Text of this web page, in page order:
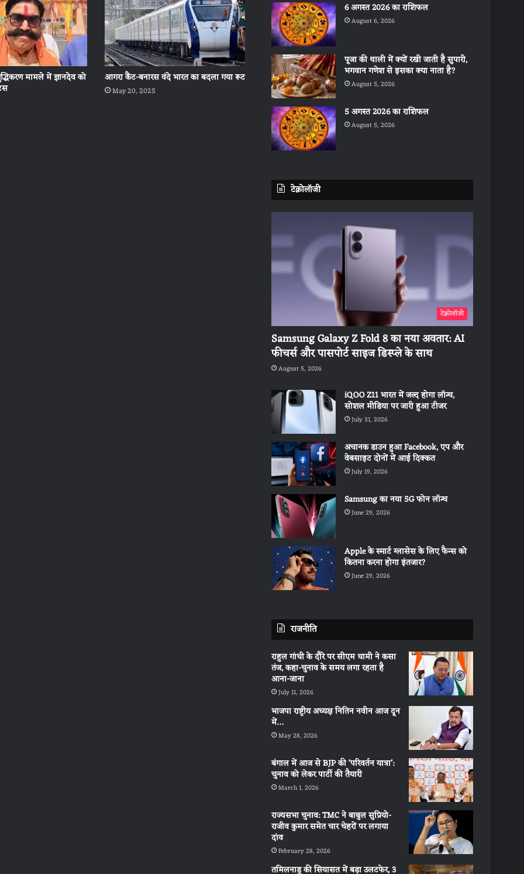
मामले में ज्ञानदेव को आगरा कैंट-बनारस वंदे भारत का बदला गया रूट
May 20, 2025
6 अगस्त 2026 का राशिफल
August 6, 2026
पूजा की थाली में क्यों रखी जाती है सुपारी,
भगवान गणेश से इसका क्या नाता है?
August 5, 2026
5 अगस्त 2026 का राशिफल
August 5, 2026
टेक्नोलॉजी
टेक्नोलॉजी
Samsung Galaxy Z Fold 8 का नया अवतार: AI
फीचर्स और पासपोर्ट साइज डिस्प्ले के साथ
August 5, 2026
iQOO Z11 भारत में जल्द होगा लॉन्च,
सोशल मीडिया पर जारी हुआ टीजर
July 31, 2026
अचानक डाउन हुआ Facebook, एप और
वेबसाइट दोनों में आई दिक्कत
July 19, 2026
Samsung का नया 5G फोन लॉन्च
June 29, 2026
Apple के स्मार्ट ग्लासेस के लिए फैन्स को
कितना करना होगा इंतजार?
June 29, 2026
राजनीति
राहुल गांधी के दौरे पर सीएम धामी ने कसा
तंज, कहा-चुनाव के समय लगा रहता है
आना-जाना
July 11, 2026
भाजपा राष्ट्रीय अध्यक्ष नितिन नवीन आज दून
में…
May 28, 2026
बंगाल में आज से BJP की ‘परिवर्तन यात्रा’:
चुनाव को लेकर पार्टी की तैयारी
March 1, 2026
राज्यसभा चुनाव: TMC ने बाबुल सुप्रियो-
राजीव कुमार समेत चार चेहरों पर लगाया
दांव
February 28, 2026
तमिलनाडु की सियासत में बड़ा उलटफेर, 3